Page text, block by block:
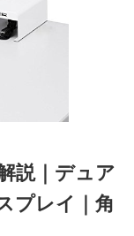
説｜デュア
プレイ｜角